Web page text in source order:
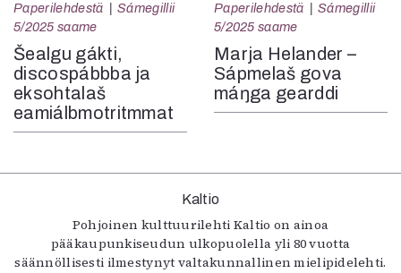
Paperilehdestä
Sámegillii
5/2025 saame
Šealgu gákti,
discospábbba ja
eksohtalaš
eamiálbmotritmmat
Paperilehdestä
Sámegillii
5/2025 saame
Marja Helander –
Sápmelaš gova
máŋga gearddi
Kaltio
Pohjoinen kulttuurilehti Kaltio on ainoa
pääkaupunkiseudun ulkopuolella yli 80 vuotta
säännöllisesti ilmestynyt valtakunnallinen mielipidelehti.